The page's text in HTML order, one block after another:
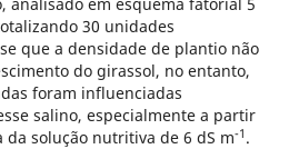
30 unidades
que a densidade de plantio não
do girassol, no entanto,
foram influenciadas
salino, especialmente a partir
solução nutritiva de 6 dS m-1 .